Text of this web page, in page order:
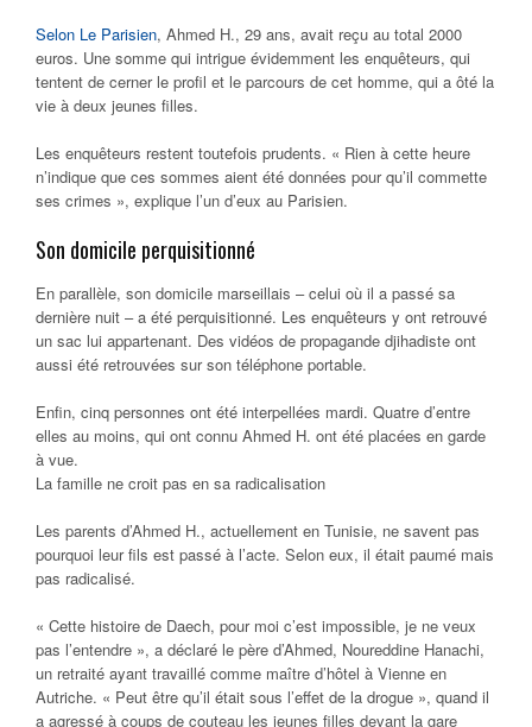
Selon Le Parisien, Ahmed H., 29 ans, avait reçu au total 2000
euros. Une somme qui intrigue évidemment les enquêteurs, qui
tentent de cerner le profil et le parcours de cet homme, qui a ôté la
vie à deux jeunes filles.
Les enquêteurs restent toutefois prudents. « Rien à cette heure
n’indique que ces sommes aient été données pour qu’il commette
ses crimes », explique l’un d’eux au Parisien.
Son domicile perquisitionné
En parallèle, son domicile marseillais – celui où il a passé sa
dernière nuit – a été perquisitionné. Les enquêteurs y ont retrouvé
un sac lui appartenant. Des vidéos de propagande djihadiste ont
aussi été retrouvées sur son téléphone portable.
Enfin, cinq personnes ont été interpellées mardi. Quatre d’entre
elles au moins, qui ont connu Ahmed H. ont été placées en garde
à vue.
La famille ne croit pas en sa radicalisation
Les parents d’Ahmed H., actuellement en Tunisie, ne savent pas
pourquoi leur fils est passé à l’acte. Selon eux, il était paumé mais
pas radicalisé.
« Cette histoire de Daech, pour moi c’est impossible, je ne veux
pas l’entendre », a déclaré le père d’Ahmed, Noureddine Hanachi,
un retraité ayant travaillé comme maître d’hôtel à Vienne en
Autriche. « Peut être qu’il était sous l’effet de la drogue », quand il
a agressé à coups de couteau les jeunes filles devant la gare